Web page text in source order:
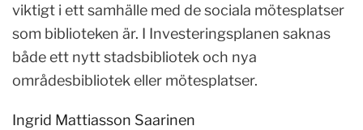
viktigt i ett samhälle med de sociala mötesplatser
som biblioteken är. I Investeringsplanen saknas
både ett nytt stadsbibliotek och nya
områdesbibliotek eller mötesplatser.
Ingrid Mattiasson Saarinen